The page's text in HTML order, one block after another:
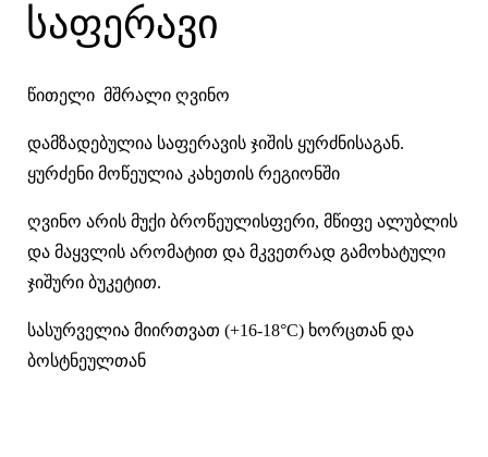
საფერავი
წითელი მშრალი ღვინო
დამზადებულია საფერავის ჯიშის ყურძნისაგან.
ყურძენი მოწეულია კახეთის რეგიონში
ღვინო არის მუქი ბროწეულისფერი, მწიფე ალუბლის
და მაყვლის არომატით და მკვეთრად გამოხატული
ჯიშური ბუკეტით.
სასურველია მიირთვათ (+16-18°C) ხორცთან და
ბოსტნეულთან